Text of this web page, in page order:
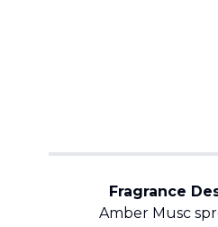
Fragrance
Amber Musc